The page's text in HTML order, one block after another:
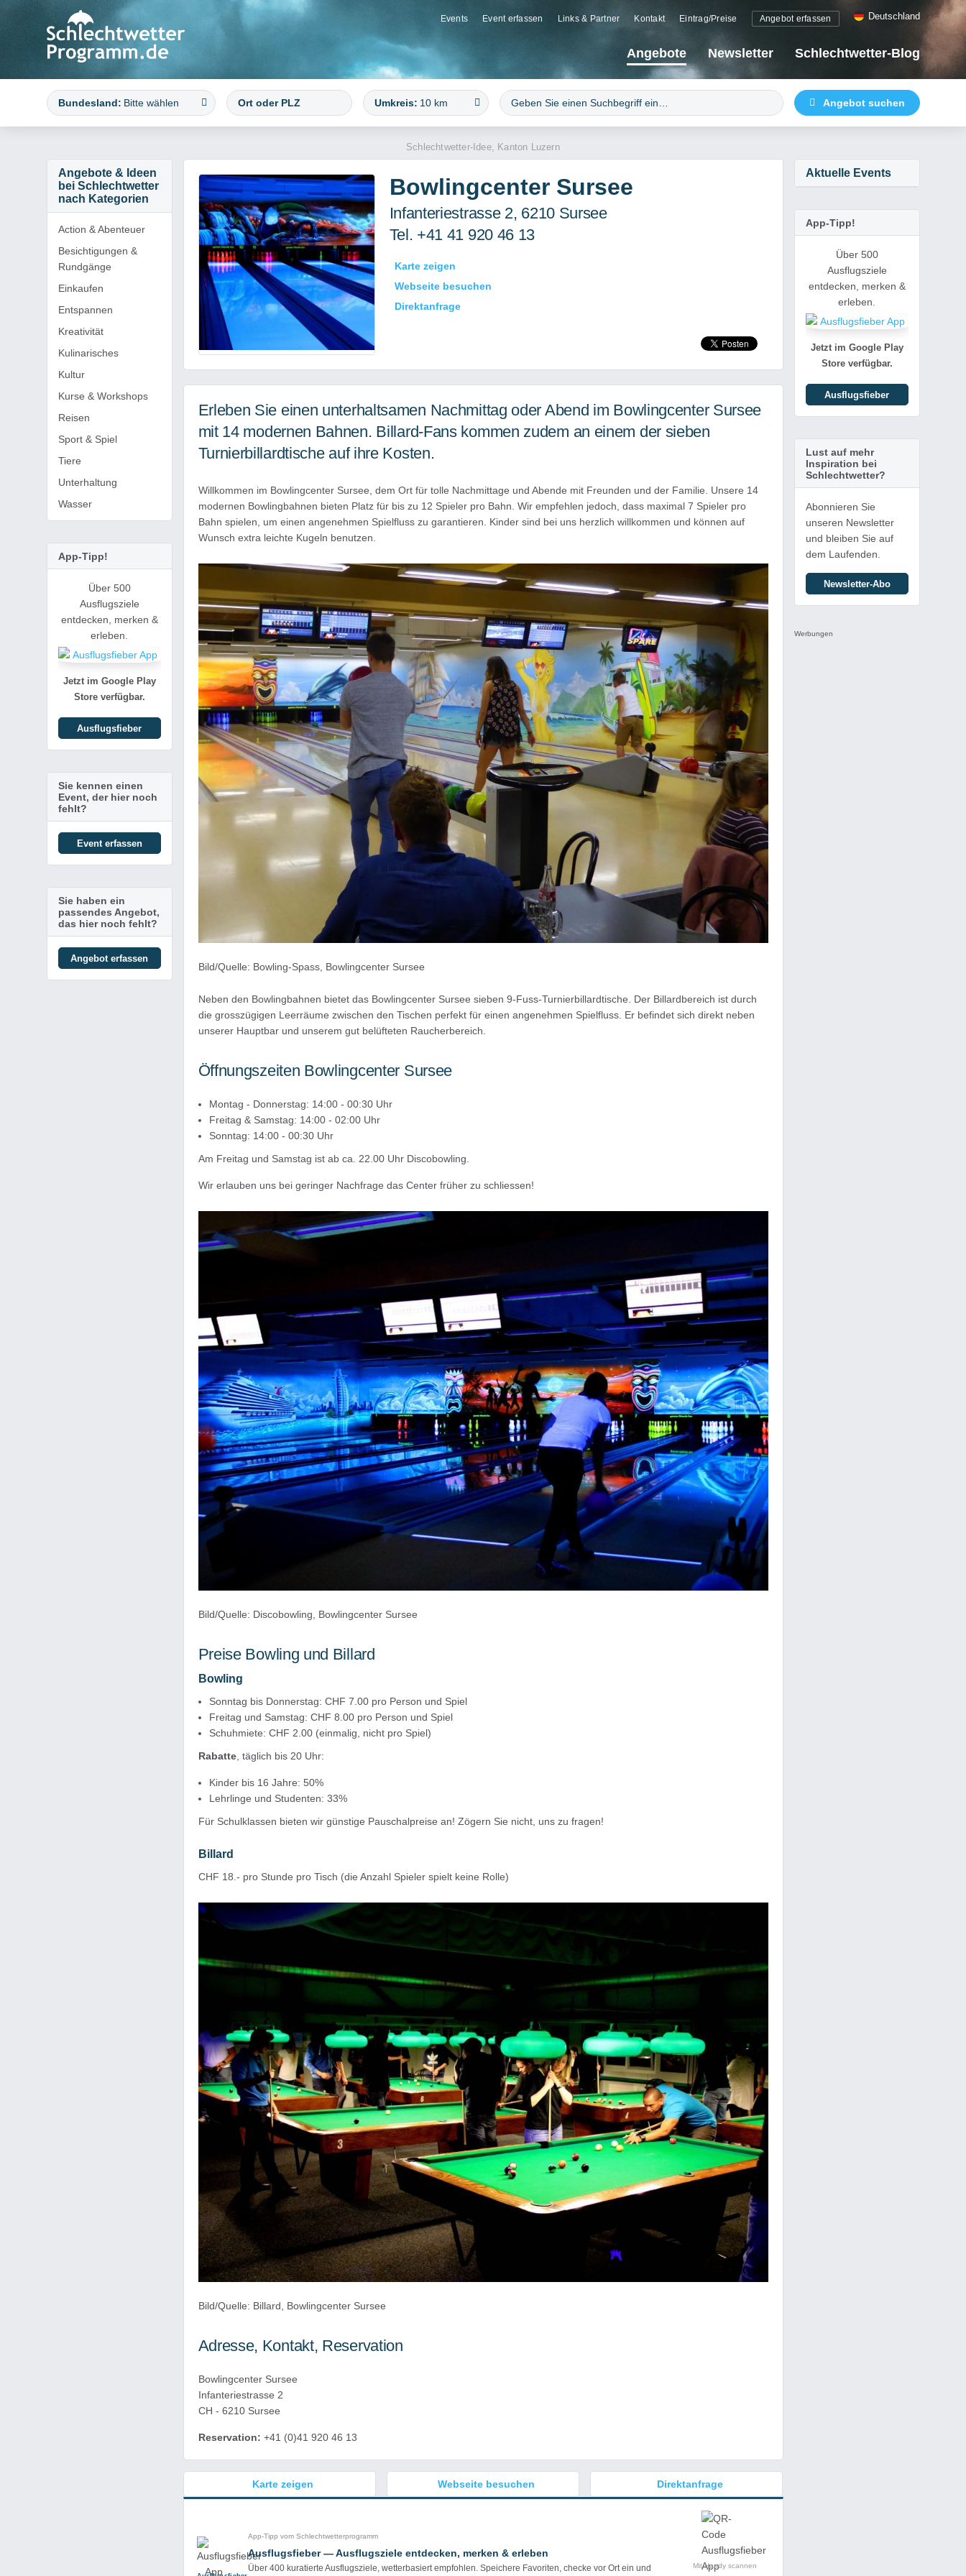
Events Event erfassen Links & Partner Kontakt Eintrag/Preise Angebot erfassen Deutschland
Angebote Newsletter Schlechtwetter-Blog
Bundesland: Bitte wählen Umkreis: 10 km
Angebote & Ideen
bei Schlechtwetter
nach Kategorien
Action & Abenteuer
Besichtigungen &
Rundgänge
Einkaufen
Entspannen
Kreativität
Kulinarisches
Kultur
Kurse & Workshops
Reisen
Sport & Spiel
Tiere
Unterhaltung
Wasser
App-Tipp!
Über 500
Ausflugsziele
entdecken, merken &
erleben.
Jetzt im Google Play
Store verfügbar.
Ausflugsfieber
Sie kennen einen
Event, der hier noch
fehlt?
Event erfassen
Sie haben ein
passendes Angebot,
das hier noch fehlt?
Angebot erfassen
Schlechtwetter-Idee, Kanton Luzern
Bowlingcenter Sursee
Infanteriestrasse 2, 6210 Sursee
Tel. +41 41 920 46 13
Karte zeigen
Webseite besuchen
Direktanfrage
Erleben Sie einen unterhaltsamen Nachmittag oder Abend im Bowlingcenter Sursee
mit 14 modernen Bahnen. Billard-Fans kommen zudem an einem der sieben
Turnierbillardtische auf ihre Kosten.
Willkommen im Bowlingcenter Sursee, dem Ort für tolle Nachmittage und Abende mit Freunden und der Familie. Unsere 14
modernen Bowlingbahnen bieten Platz für bis zu 12 Spieler pro Bahn. Wir empfehlen jedoch, dass maximal 7 Spieler pro
Bahn spielen, um einen angenehmen Spielfluss zu garantieren. Kinder sind bei uns herzlich willkommen und können auf
Wunsch extra leichte Kugeln benutzen.
Bild/Quelle: Bowling-Spass, Bowlingcenter Sursee
Neben den Bowlingbahnen bietet das Bowlingcenter Sursee sieben 9-Fuss-Turnierbillardtische. Der Billardbereich ist durch
die grosszügigen Leerräume zwischen den Tischen perfekt für einen angenehmen Spielfluss. Er befindet sich direkt neben
unserer Hauptbar und unserem gut belüfteten Raucherbereich.
Öffnungszeiten Bowlingcenter Sursee
Montag - Donnerstag: 14:00 - 00:30 Uhr
Freitag & Samstag: 14:00 - 02:00 Uhr
Sonntag: 14:00 - 00:30 Uhr
Am Freitag und Samstag ist ab ca. 22.00 Uhr Discobowling.
​​Wir erlauben uns bei geringer Nachfrage das Center früher zu schliessen!
Bild/Quelle: Discobowling, Bowlingcenter Sursee
Preise Bowling und Billard
Bowling
Sonntag bis Donnerstag: CHF 7.00 pro Person und Spiel
Freitag und Samstag: CHF 8.00 pro Person und Spiel
Schuhmiete: CHF 2.00 (einmalig, nicht pro Spiel)
Rabatte, täglich bis 20 Uhr:
Kinder bis 16 Jahre: 50%
Lehrlinge und Studenten: 33%
​Für Schulklassen bieten wir günstige Pauschalpreise an! Zögern Sie nicht, uns zu fragen!
Billard
CHF 18.- pro Stunde pro Tisch (die Anzahl Spieler spielt keine Rolle​)
Bild/Quelle: Billard, Bowlingcenter Sursee
Adresse, Kontakt, Reservation
Bowlingcenter Sursee
Infanteriestrasse 2
CH - 6210 Sursee
Reservation: +41 (0)41 920 46 13
Karte zeigen Webseite besuchen Direktanfrage
App-Tipp vom Schlechtwetterprogramm
Ausflugsfieber — Ausflugsziele entdecken, merken & erleben
Über 400 kuratierte Ausflugsziele, wetterbasiert empfohlen. Speichere Favoriten, checke vor Ort ein und
Mit Handy scannen
Aktuelle Events
App-Tipp!
Über 500
Ausflugsziele
entdecken, merken &
erleben.
Jetzt im Google Play
Store verfügbar.
Ausflugsfieber
Lust auf mehr
Inspiration bei
Schlechtwetter?
Abonnieren Sie
unseren Newsletter
und bleiben Sie auf
dem Laufenden.
Newsletter-Abo
Werbungen